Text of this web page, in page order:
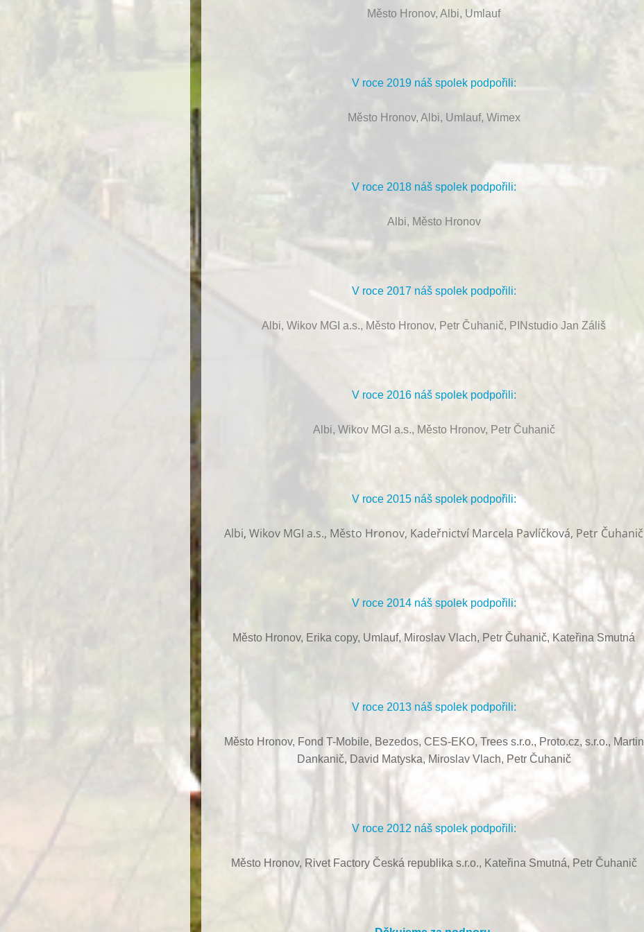
Město Hronov, Albi, Umlauf
V roce 2019 náš spolek podpořili:
Město Hronov, Albi, Umlauf, Wimex
V roce 2018 náš spolek podpořili:
Albi, Město Hronov
V roce 2017 náš spolek podpořili:
Albi, Wikov MGI a.s., Město Hronov, Petr Čuhanič, PINstudio Jan Záliš
V roce 2016 náš spolek podpořili:
Albi, Wikov MGI a.s., Město Hronov, Petr Čuhanič
V roce 2015 náš spolek podpořili:
Albi, Wikov MGI a.s., Město Hronov, Kadeřnictví Marcela Pavlíčková, Petr Čuhanič
V roce 2014 náš spolek podpořili:
Město Hronov, Erika copy, Umlauf, Miroslav Vlach, Petr Čuhanič, Kateřina Smutná
V roce 2013 náš spolek podpořili:
Město Hronov, Fond T-Mobile, Bezedos, CES-EKO, Trees s.r.o., Proto.cz, s.r.o., Martin
Dankanič, David Matyska,Miroslav Vlach, Petr Čuhanič
V roce 2012 náš spolek podpořili:
Město Hronov, Rivet Factory Česká republika s.r.o., Kateřina Smutná, Petr Čuhanič